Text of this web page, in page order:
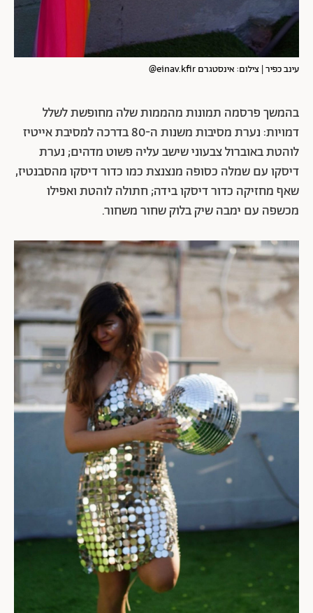
עינב כפיר | צילום: אינסטגרם einav.kfir@
בהמשך פרסמה תמונות מהממות שלה מחופשת לשלל
דמויות: נערת מסיבות משנות ה-80 בדרכה למסיבת אייטיז
לוהטת באוברול צבעוני שישב עליה פשוט מדהים; נערת
דיסקו עם שמלה כסופה מנצנצת כמו כדור דיסקו מהסבנטיז,
שאף מחזיקה כדור דיסקו בידה; חתולה לוהטת ואפילו
מכשפה עם ימבה שיק בלוק שחור משחור.